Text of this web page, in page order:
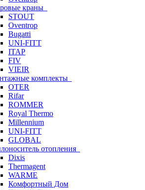
краны
STOUT
Oventrop
Bugatti
UNI-FITT
ITAP
FIV
VIEIR
комплекты
OTER
Rifar
ROMMER
Royal Thermo
Millennium
UNI-FITT
GLOBAL
отопления
Dixis
Thermagent
WARME
Комфортный Дом